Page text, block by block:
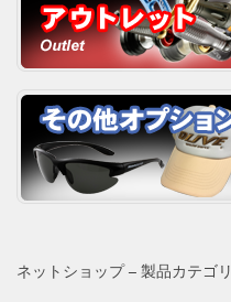
ネットショップ – 製品カテゴリ